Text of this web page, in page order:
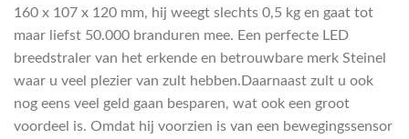
160 x 107 x 120 mm, hij weegt slechts 0,5 kg en gaat tot
maar liefst 50.000 branduren mee. Een perfecte LED
breedstraler van het erkende en betrouwbare merk Steinel
waar u veel plezier van zult hebben.Daarnaast zult u ook
nog eens veel geld gaan besparen, wat ook een groot
voordeel is. Omdat hij voorzien is van een bewegingssensor